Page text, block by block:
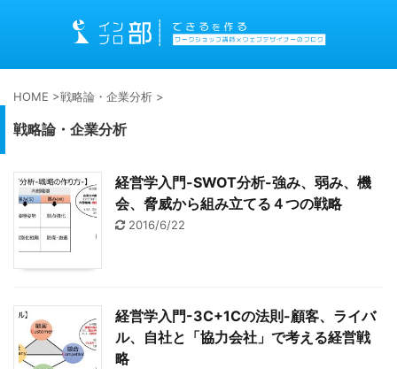
HOME >戦略論・企業分析 >
戦略論・企業分析
経営学入門-SWOT分析-強み、弱み、機
会、脅威から組み立てる４つの戦略
2016/6/22
経営学入門-3C+1Cの法則-顧客、ライバ
ル、自社と「協力会社」で考える経営戦
略